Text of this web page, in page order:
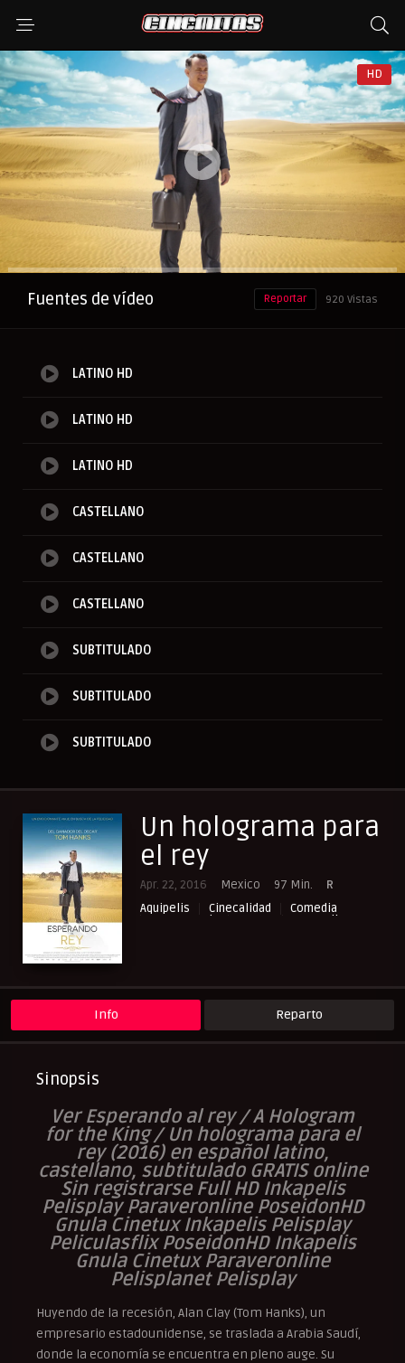
HD
Anuncio
Fuentes de vídeo 920 Vistas
Reportar
LATINO HD
LATINO HD
LATINO HD
CASTELLANO
CASTELLANO
CASTELLANO
SUBTITULADO
SUBTITULADO
SUBTITULADO
Un holograma para
el rey
Apr. 22, 2016 Mexico 97 Min.
R
Aquipelis
Cinecalidad
Comedia
Cuevana3.vip
NewPelis org
UltraPelisHD
Verpeliculasultra
Info Reparto
Sinopsis
Ver Esperando al rey / A Hologram
for the King / Un holograma para el
rey (2016) en español latino,
castellano, subtitulado GRATIS online
Sin registrarse Full HD Inkapelis
Pelisplay Paraveronline PoseidonHD
Gnula Cinetux Inkapelis Pelisplay
Peliculasflix PoseidonHD Inkapelis
Gnula Cinetux Paraveronline
Pelisplanet Pelisplay
Huyendo de la recesión, Alan Clay (Tom Hanks), un
empresario estadounidense, se traslada a Arabia Saudí,
donde la economía se encuentra en pleno auge. Su